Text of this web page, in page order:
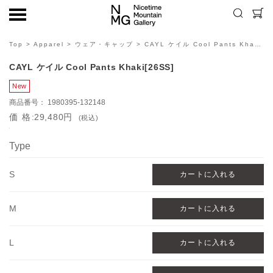
Top > Apparel > ウェア・キャップ > CAYL ケイル Cool Pants Khaki[26SS]
CAYL ケイル Cool Pants Khaki[26SS]
1980395-132148
価格29,480円 (税込)
Type
S
M
L